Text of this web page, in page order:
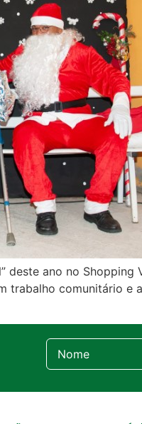
deste ano no
trabalho comunitário